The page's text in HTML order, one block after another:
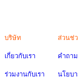
บริษัท
เกี่ยวกับเรา
ร่วมงานกับเรา
ส่วนช่
คำถา
นโยบ